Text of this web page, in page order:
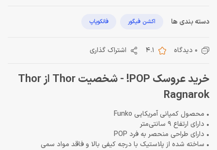
دسته بندی ها اکشن فیگور فانکوپاپ
0 دیدگاه 4.1 اشتراک گذاری
خرید عروسک POP! - شخصیت Thor از Thor
Ragnarok
• محصول کمپانی آمریکایی Funko
• دارای ارتفاع 9 سانتی‌متر
• دارای طراحی منحصر به فرد POP
• ساخته شده از پلاستیک با درجه کیفی بالا و فاقد مواد سمی